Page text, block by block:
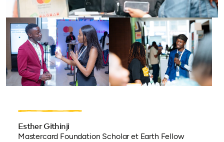
Esther Githinji
Mastercard Foundation Scholar et Earth Fellow